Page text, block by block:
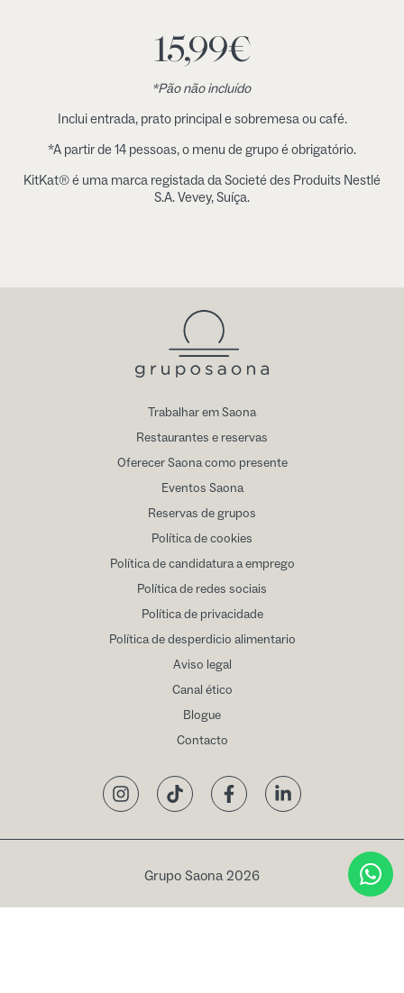
15,99€
*Pão não incluído
Inclui entrada, prato principal e sobremesa ou café.
*A partir de 14 pessoas, o menu de grupo é obrigatório.
KitKat® é uma marca registada da Societé des Produits Nestlé
S.A. Vevey, Suíça.
Trabalhar em Saona
Restaurantes e reservas
Oferecer Saona como presente
Eventos Saona
Reservas de grupos
Política de cookies
Política de candidatura a emprego
Política de redes sociais
Política de privacidade
Política de desperdicio alimentario
Aviso legal
Canal ético
Blogue
Contacto
InstagramTikTok FacebookLinkedIn
Grupo Saona 2026